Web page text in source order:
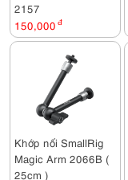
2157
150,000 đ
Khớp nối SmallRig
Magic Arm 2066B (
25cm )